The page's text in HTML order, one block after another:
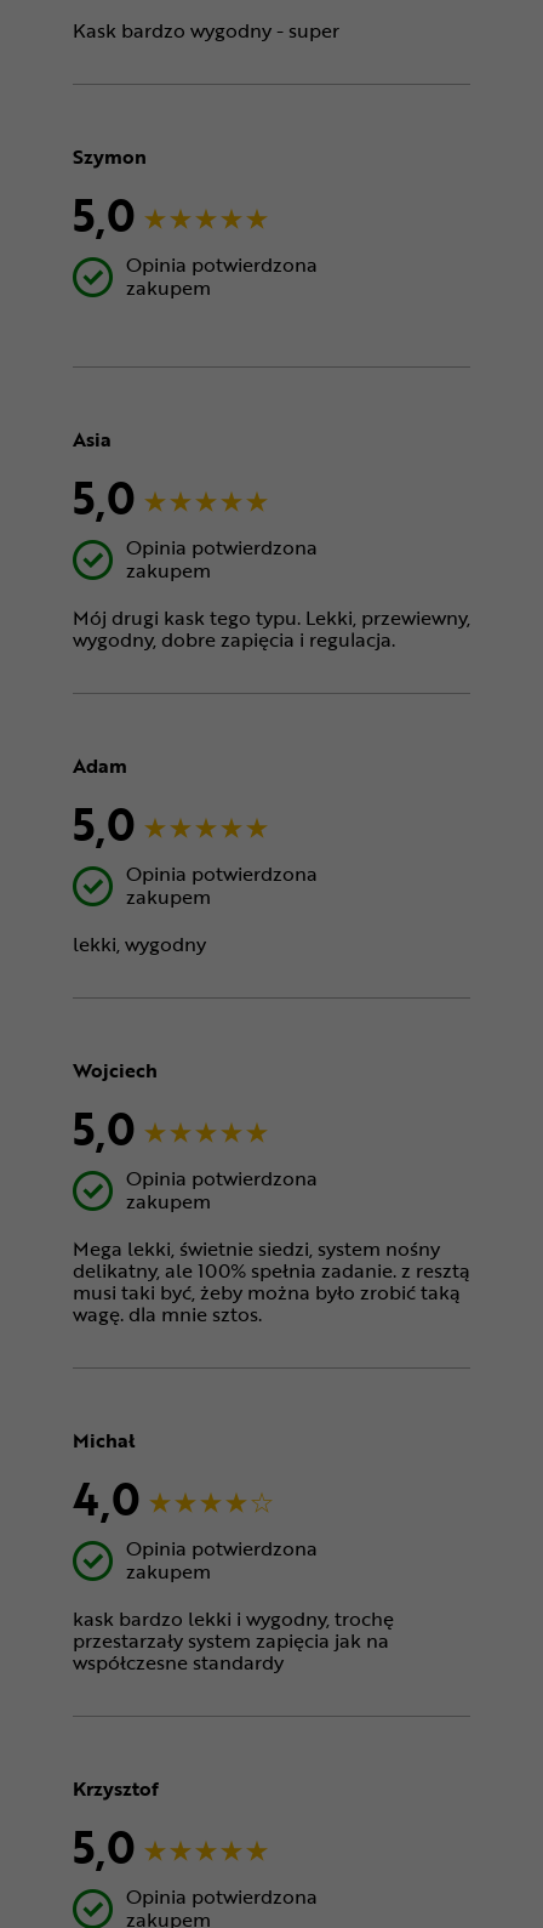
Kask bardzo wygodny - super
Szymon
5,0
Opinia potwierdzona
zakupem
Asia
5,0
Opinia potwierdzona
zakupem
Mój drugi kask tego typu. Lekki, przewiewny,
wygodny, dobre zapięcia i regulacja.
Adam
5,0
Opinia potwierdzona
zakupem
lekki, wygodny
Wojciech
5,0
Opinia potwierdzona
zakupem
Mega lekki, świetnie siedzi, system nośny
delikatny, ale 100% spełnia zadanie. z resztą
musi taki być, żeby można było zrobić taką
wagę. dla mnie sztos.
Michał
4,0
Opinia potwierdzona
zakupem
kask bardzo lekki i wygodny, trochę
przestarzały system zapięcia jak na
współczesne standardy
Krzysztof
5,0
Opinia potwierdzona
zakupem